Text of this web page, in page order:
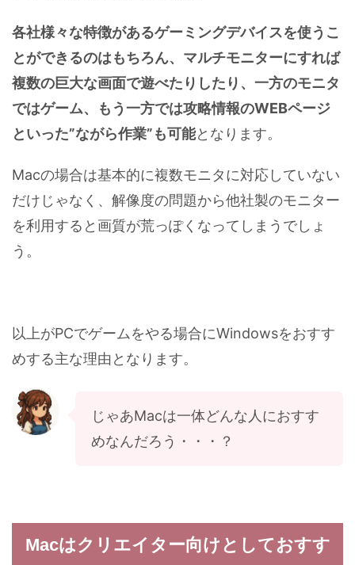
各社様々な特徴があるゲーミングデバイスを使うこ
とができるのはもちろん、マルチモニターにすれば
複数の巨大な画面で遊べたりしたり、一方のモニタ
ではゲーム、もう一方では攻略情報のWEBページ
といった”ながら作業”も可能となります。
Macの場合は基本的に複数モニタに対応していない
だけじゃなく、解像度の問題から他社製のモニター
を利用すると画質が荒っぽくなってしまうでしょ
う。
以上がPCでゲームをやる場合にWindowsをおすす
めする主な理由となります。
じゃあMacは一体どんな人におすす
めなんだろう・・・？
Macはクリエイター向けとしておすす